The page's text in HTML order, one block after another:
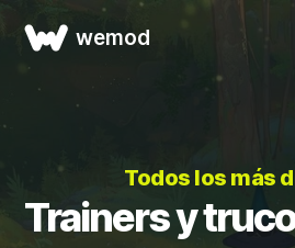
wemod
Todos los más
Trainers y